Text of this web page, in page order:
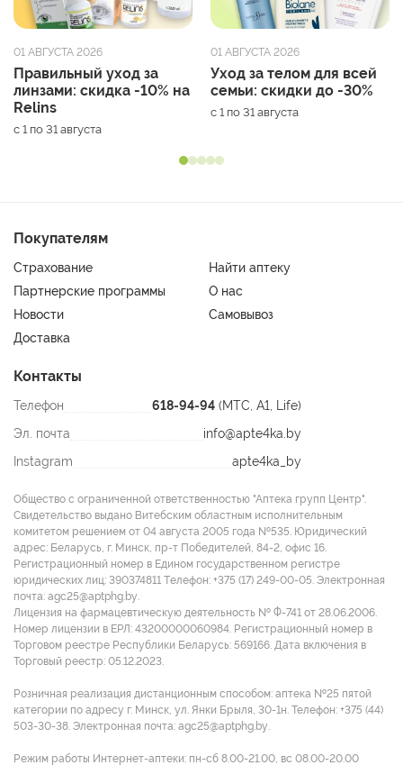
01 АВГУСТА 2026
Правильный уход за
линзами: скидка -10% на
Relins
с 1 по 31 августа
01 АВГУСТА 2026
Уход за телом для всей
семьи: скидки до -30%
с 1 по 31 августа
Покупателям
Страхование
Найти аптеку
Партнерские программы
О нас
Новости
Самовывоз
Доставка
Контакты
Телефон 618-94-94 (МТС, A1, Life)
Эл. почта
info@apte4ka.by
Instagram
apte4ka_by
Общество с ограниченной ответственностью "Аптека групп Центр".
Свидетельство выдано Витебским областным исполнительным
комитетом решением от 04 августа 2005 года №535. Юридический
адрес: Беларусь, г. Минск, пр-т Победителей, 84-2, офис 16.
Регистрационный номер в Едином государственном регистре
юридических лиц: 390374811 Tелефон: +375 (17) 249-00-05. Электронная
почта: agc25@aptphg.by.
Лицензия на фармацевтическую деятельность № Ф-741 от 28.06.2006.
Номер лицензии в ЕРЛ: 43200000060984. Регистрационный номер в
Торговом реестре Республики Беларусь: 569166. Дата включения в
Торговый реестр: 05.12.2023.
Розничная реализация дистанционным способом: аптека №25 пятой
категории по адресу г. Минск, ул. Янки Брыля, 30-1н. Телефон: +375 (44)
503-30-38. Электронная почта: agc25@aptphg.by.
Режим работы Интернет-аптеки: пн-сб 8.00-21.00, вс 08.00-20.00